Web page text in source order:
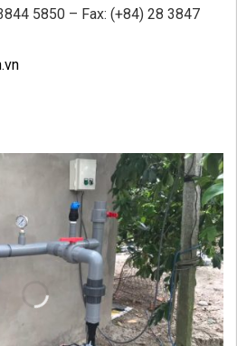
5850 – Fax: (+84) 28 3847